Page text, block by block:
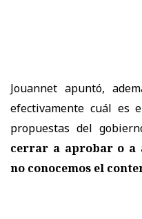
Jouannet apuntó,
efectivamente cuál es
propuestas del
cerrar a aprobar o a
no conocemos el